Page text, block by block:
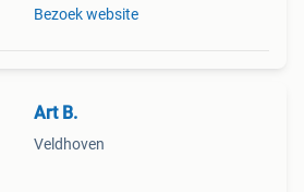
Bezoek website
Art B.
Veldhoven